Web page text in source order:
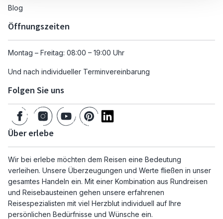
Blog
Öffnungszeiten
Montag – Freitag: 08:00 – 19:00 Uhr
Und nach individueller Terminvereinbarung
Folgen Sie uns
Über erlebe
Wir bei erlebe möchten dem Reisen eine Bedeutung
verleihen. Unsere Überzeugungen und Werte fließen in unser
gesamtes Handeln ein. Mit einer Kombination aus Rundreisen
und Reisebausteinen gehen unsere erfahrenen
Reisespezialisten mit viel Herzblut individuell auf Ihre
persönlichen Bedürfnisse und Wünsche ein.